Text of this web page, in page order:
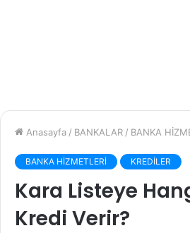
Anasayfa / BANKALAR / BANKA
BANKA HİZMETLERİ KREDİLER
Kara Listeye
Kredi Verir?